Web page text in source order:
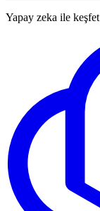
Yapay zeka ile keşfet